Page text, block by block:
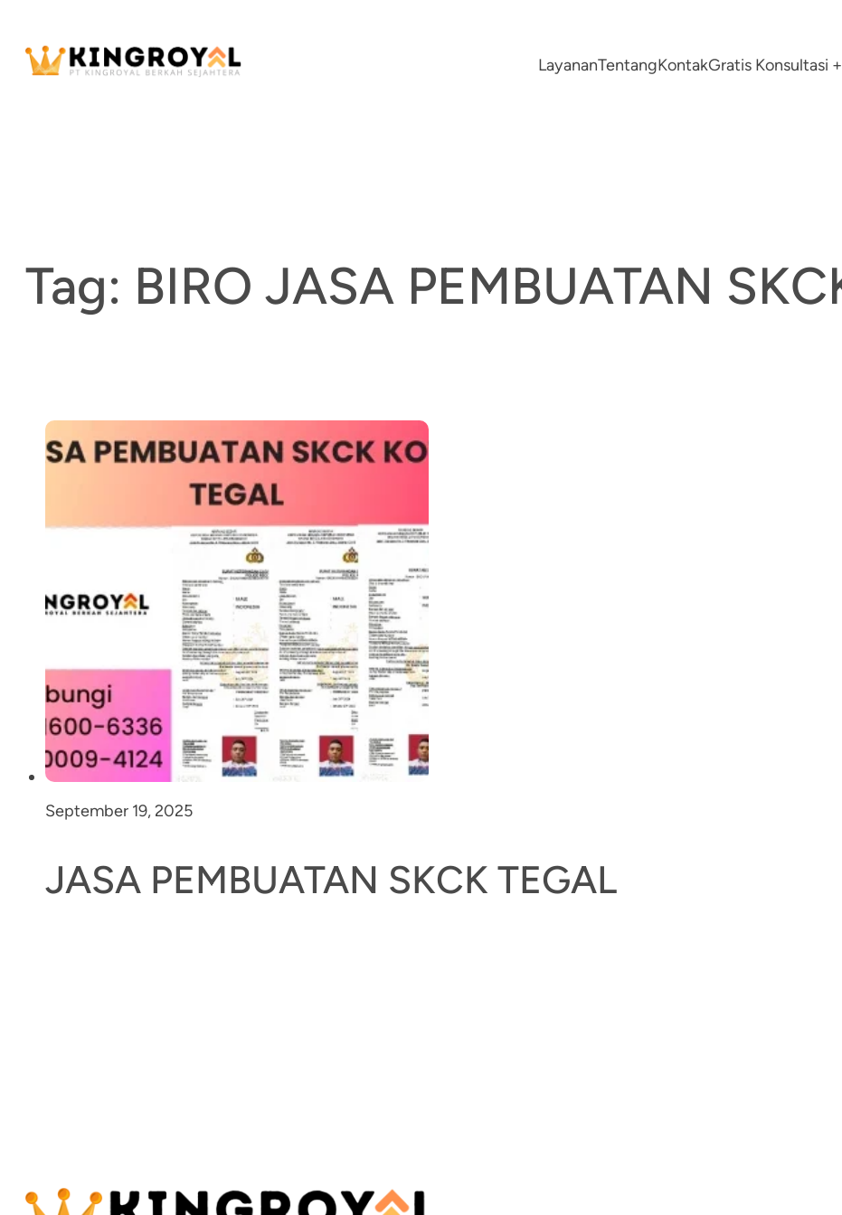
content
LayananTentangKontakGratis Konsultasi
Tag: BIRO JASA PEMBUATAN
September 19, 2025
JASA PEMBUATAN SKCK TEGAL